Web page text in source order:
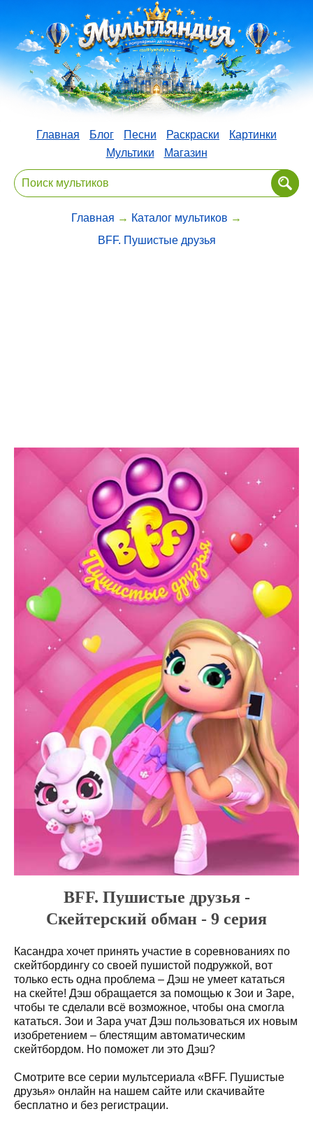
Главная Блог Песни Раскраски
Картинки
Мультики
Магазин
Главная → Каталог мультиков →
BFF. Пушистые друзья
BFF. Пушистые друзья -
Скейтерский обман - 9 серия
Касандра хочет принять участие в соревнованиях по
скейтбордингу со своей пушистой подружкой, вот
только есть одна проблема – Дэш не умеет кататься
на скейте! Дэш обращается за помощью к Зои и Заре,
чтобы те сделали всё возможное, чтобы она смогла
кататься. Зои и Зара учат Дэш пользоваться их новым
изобретением – блестящим автоматическим
скейтбордом. Но поможет ли это Дэш?
Смотрите все серии мультсериала «BFF. Пушистые
друзья» онлайн на нашем сайте или скачивайте
бесплатно и без регистрации.